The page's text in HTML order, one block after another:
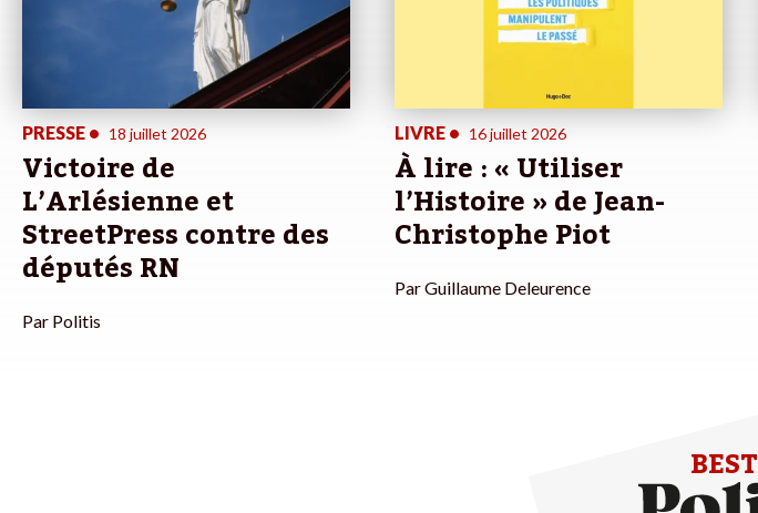
PRESSE • 18 juillet 2026
Victoire de
L’Arlésienne et
StreetPress contre des
députés RN
Par Politis
LIVRE • 16 juillet 2026
À lire : « Utiliser
l’Histoire » de Jean-
Christophe Piot
ParGuillaume Deleurence